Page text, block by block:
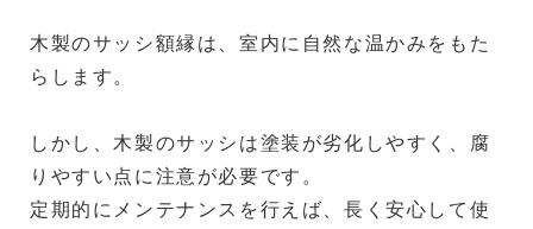
木製のサッシ額縁は、室内に自然な温かみをもた
らします。
しかし、木製のサッシは塗装が劣化しやすく、腐
りやすい点に注意が必要です。
定期的にメンテナンスを行えば、長く安心して使